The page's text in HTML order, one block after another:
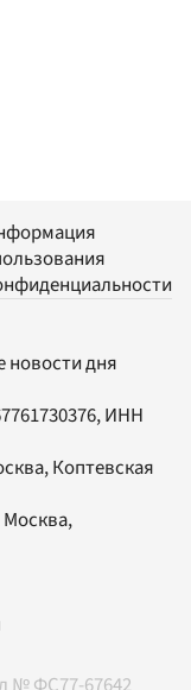
новости дня
ИНН
Коптевская
Москва,